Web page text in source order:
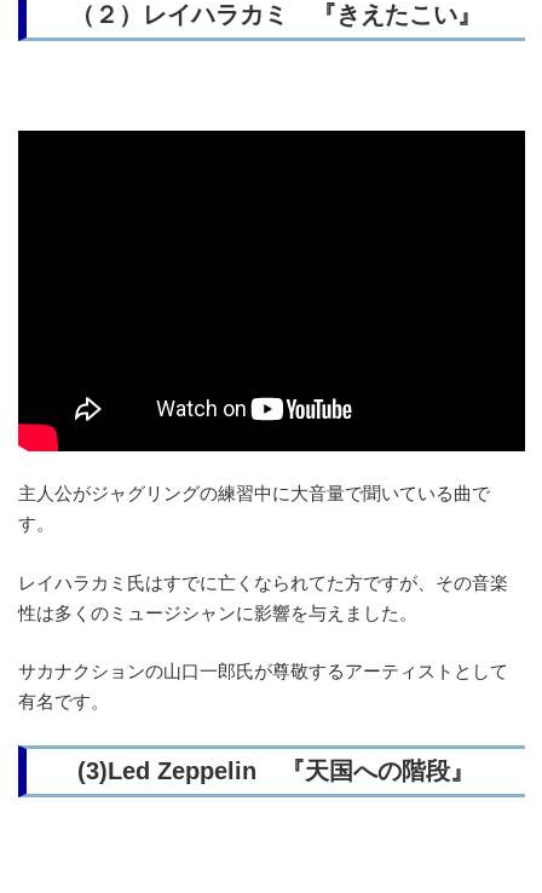
（２）レイハラカミ 『きえたこい』
主人公がジャグリングの練習中に大音量で聞いている曲で
す。
レイハラカミ氏はすでに亡くなられてた方ですが、その音楽
性は多くのミュージシャンに影響を与えました。
サカナクションの山口一郎氏が尊敬するアーティストとして
有名です。
(3)Led Zeppelin 『天国への階段』